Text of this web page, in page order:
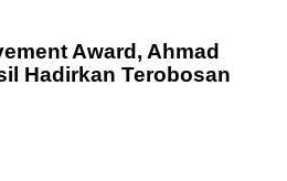
Award, Ahmad
Hadirkan Terobosan